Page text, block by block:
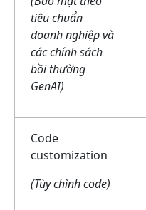
tiêu chuẩn
doanh nghiệp và
các chính sách
bồi thường
GenAI)
Code
customization
(Tùy chình code)